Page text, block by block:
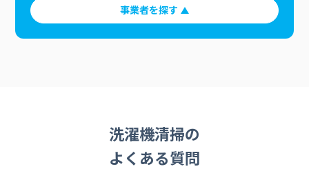
事業者を探す
洗濯機清掃の
よくある質問